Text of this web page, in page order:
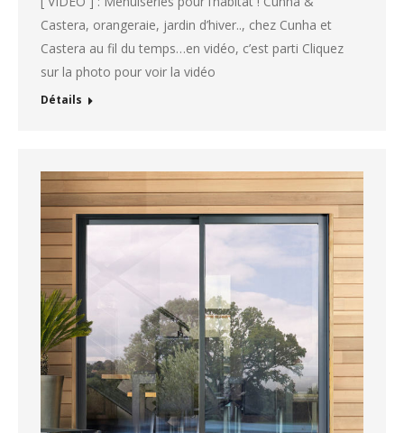
Castera, orangeraie, jardin d’hiver.., chez Cunha et
Castera au fil du temps…en vidéo, c’est parti Cliquez
sur la photo pour voir la vidéo
Détails